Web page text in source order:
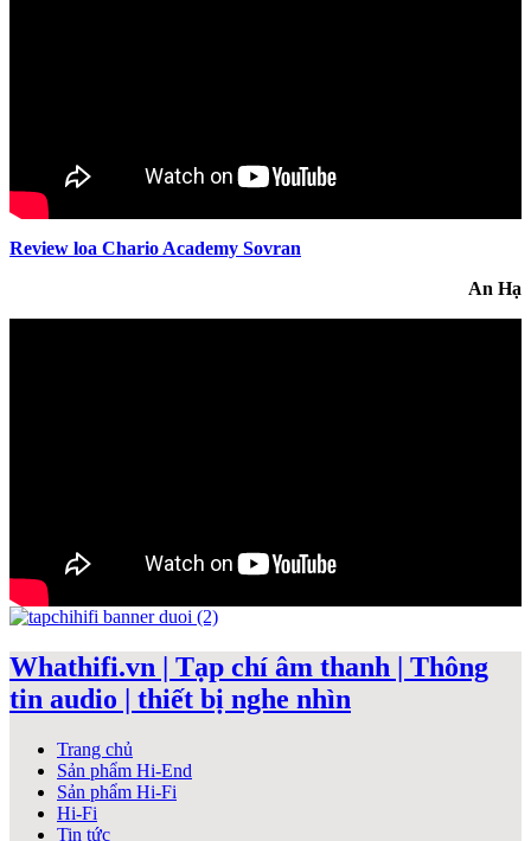
Review loa Chario Academy Sovran
An Hạ
Whathifi.vn | Tạp chí âm thanh | Thông
tin audio | thiết bị nghe nhìn
Trang chủ
Sản phẩm Hi-End
Sản phẩm Hi-Fi
Hi-Fi
Tin tức